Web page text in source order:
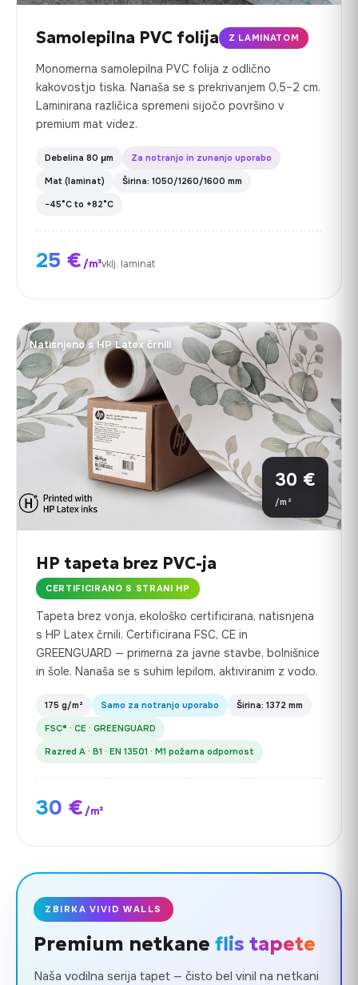
Samolepilna PVC folija Z LAMINATOM
Monomerna samolepilna PVC folija z odlično
kakovostjo tiska. Nanaša se s prekrivanjem 0,5–2 cm.
Laminirana različica spremeni sijočo površino v
premium mat videz.
Debelina 80 µm Za notranjo in zunanjo uporabo
Mat (laminat) Širina: 1050/1260/1600 mm
−45°C to +82°C
25 €/m²vklj. laminat
30 €
/m²
Natisnjeno s HP Latex črnili
HP tapeta brez PVC-ja
CERTIFICIRANO S STRANI HP
Tapeta brez vonja, ekološko certificirana, natisnjena
s HP Latex črnili. Certificirana FSC, CE in
GREENGUARD — primerna za javne stavbe, bolnišnice
in šole. Nanaša se s suhim lepilom, aktiviranim z vodo.
175 g/m² Samo za notranjo uporabo Širina: 1372 mm
FSC® · CE · GREENGUARD
Razred A · B1 · EN 13501 · M1 požarna odpornost
30 €/m²
ZBIRKA VIVID WALLS
Premium netkane flis tapete
Naša vodilna serija tapet — čisto bel vinil na netkani